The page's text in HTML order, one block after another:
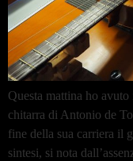
Questa mattina ho
chitarra di Antonio de
fine della sua carriera il
sintesi, si nota